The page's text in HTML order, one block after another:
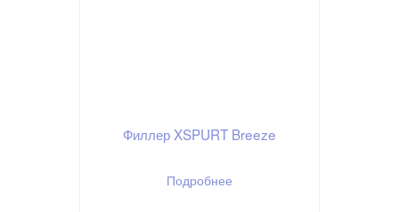
Филлер XSPURT Breeze
Подробнее